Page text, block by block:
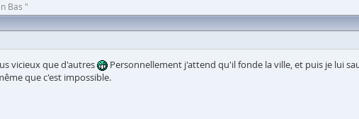
Bas "
vicieux que d'autres
Personnellement j'attend qu'il fonde la ville, et puis je lui
que c'est impossible.